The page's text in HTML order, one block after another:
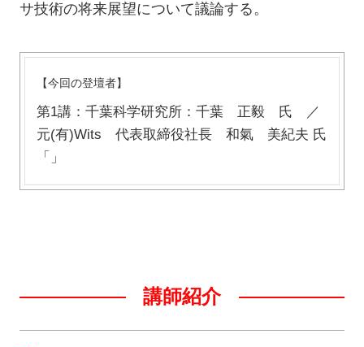
サ技術の将来展望について議論する。
【今回の登壇者】
第1講：千葉科学研究所：千葉 正毅 氏 ／
元(有)Wits 代表取締役社長 和氣 美紀夫 氏
「」
講師紹介